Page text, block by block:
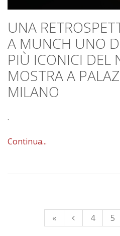
UNA
A MUNCH UNO
PIÙ ICONICI DEL
MOSTRA A
MILANO
.
Continua...
« 4 5